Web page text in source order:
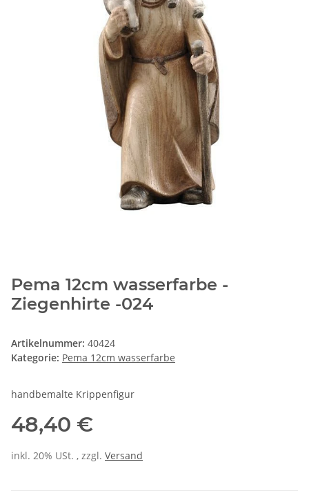
Pema 12cm wasserfarbe -
Ziegenhirte -024
Artikelnummer: 40424
Kategorie: Pema 12cm wasserfarbe
handbemalte Krippenfigur
48,40 €
inkl. 20% USt. , zzgl. Versand